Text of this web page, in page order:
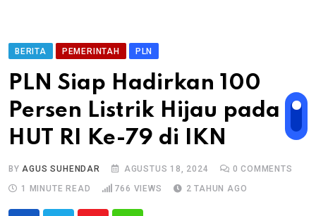
BERITA PEMERINTAH PLN
PLN Siap Hadirkan 100
Persen Listrik Hijau pada
HUT RI Ke-79 di IKN
BYAGUS SUHENDAR AGUSTUS 18, 2024 0 COMMENTS
1 MINUTE READ
766 VIEWS 2 TAHUN AGO